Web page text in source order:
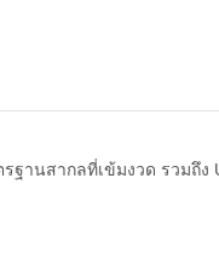
ฐานสากลที่เข้มงวด รวมถึ